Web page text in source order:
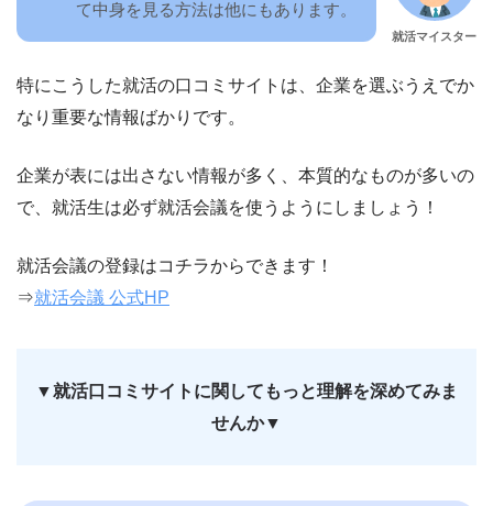
就活マイスター
て中身を見る方法は他にもあります。
特にこうした就活の口コミサイトは、企業を選ぶうえでか
なり重要な情報ばかりです。
企業が表には出さない情報が多く、本質的なものが多いの
で、就活生は必ず就活会議を使うようにしましょう！
就活会議の登録はコチラからできます！
⇒就活会議 公式HP
▼就活口コミサイトに関してもっと理解を深めてみま
せんか▼